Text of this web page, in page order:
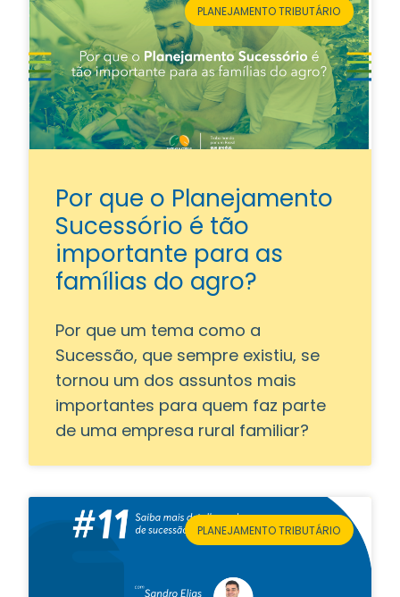
PLANEJAMENTO TRIBUTÁRIO
Por que o Planejamento
Sucessório é tão
importante para as
famílias do agro?
Por que um tema como a
Sucessão, que sempre existiu, se
tornou um dos assuntos mais
importantes para quem faz parte
de uma empresa rural familiar?
PLANEJAMENTO TRIBUTÁRIO